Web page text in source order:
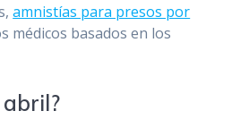
amnistías para presos por
médicos basados en los